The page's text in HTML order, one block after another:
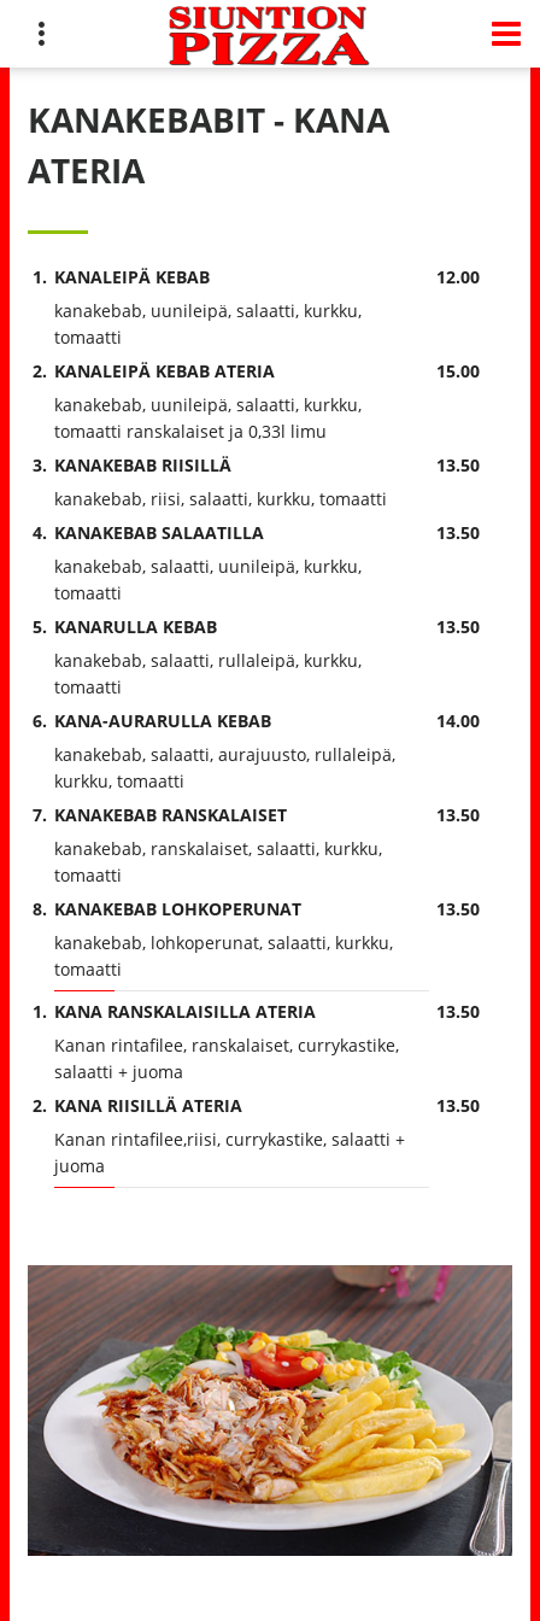
KANAKEBABIT - KANA
ATERIA
1. KANALEIPÄ KEBAB
12.00
kanakebab, uunileipä, salaatti, kurkku,
tomaatti
2. KANALEIPÄ KEBAB ATERIA
15.00
kanakebab, uunileipä, salaatti, kurkku,
tomaatti ranskalaiset ja 0,33l limu
3. KANAKEBAB RIISILLÄ
13.50
kanakebab, riisi, salaatti, kurkku, tomaatti
4. KANAKEBAB SALAATILLA
13.50
kanakebab, salaatti, uunileipä, kurkku,
tomaatti
5. KANARULLA KEBAB
13.50
kanakebab, salaatti, rullaleipä, kurkku,
tomaatti
6. KANA-AURARULLA KEBAB
14.00
kanakebab, salaatti, aurajuusto, rullaleipä,
kurkku, tomaatti
7. KANAKEBAB RANSKALAISET
13.50
kanakebab, ranskalaiset, salaatti, kurkku,
tomaatti
8. KANAKEBAB LOHKOPERUNAT
13.50
kanakebab, lohkoperunat, salaatti, kurkku,
tomaatti
1. KANA RANSKALAISILLA ATERIA
13.50
Kanan rintafilee, ranskalaiset, currykastike,
salaatti + juoma
2. KANA RIISILLÄ ATERIA
13.50
Kanan rintafilee,riisi, currykastike, salaatti +
juoma